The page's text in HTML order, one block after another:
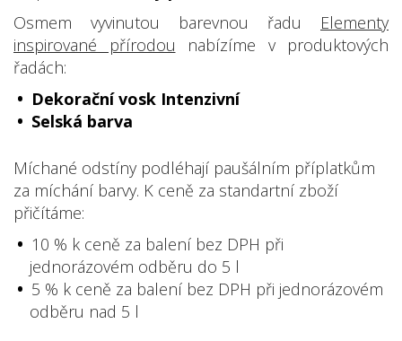
Osmem vyvinutou barevnou řadu Elementy
inspirované přírodou nabízíme v produktových
řadách:
Dekorační vosk Intenzivní
Selská barva
Míchané odstíny podléhají paušálním příplatkům
za míchání barvy. K ceně za standartní zboží
přičítáme:
10 % k ceně za balení bez DPH při
jednorázovém odběru do 5 l
5 % k ceně za balení bez DPH při jednorázovém
odběru nad 5 l